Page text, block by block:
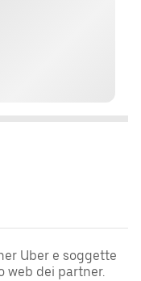
Uber e soggette
web dei partner.